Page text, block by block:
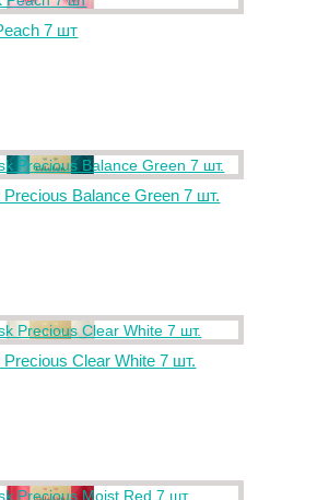
7 шт
Balance Green 7 шт.
Clear White 7 шт.